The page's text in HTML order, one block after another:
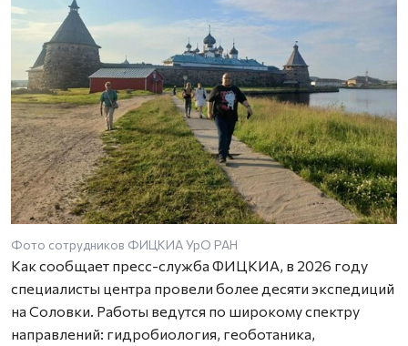
Фото сотрудников ФИЦКИА УрО РАН
Как сообщает пресс-служба ФИЦКИА, в 2026 году
специалисты центра провели более десяти экспедиций
на Соловки. Работы ведутся по широкому спектру
направлений: гидробиология, геоботаника,